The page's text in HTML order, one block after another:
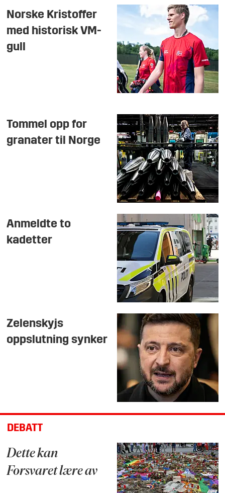
Norske Kristoffer
med historisk VM-
gull
Tommel opp for
granater til Norge
Anmeldte to
kadetter
Zelenskyjs
oppslutning synker
DEBATT
Dette kan
Forsvaret lære av